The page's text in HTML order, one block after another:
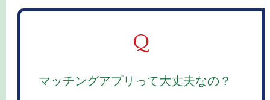
Q
マッチングアプリって大丈夫なの？